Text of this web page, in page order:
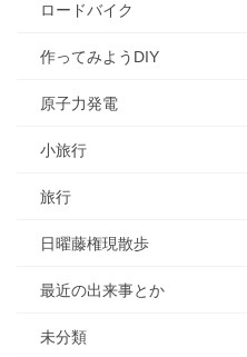
ロードバイク
作ってみようDIY
原子力発電
小旅行
旅行
日曜藤権現散歩
最近の出来事とか
未分類